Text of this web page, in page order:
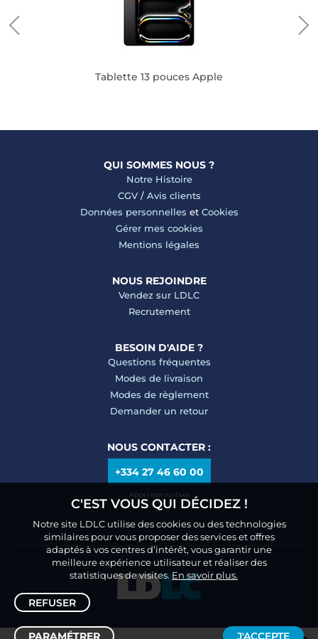
Tablette 13 pouces Apple
QUI SOMMES NOUS ?
Notre Histoire
CGV/ Avis clients
Données personnelles et Cookies
Gérer mes cookies
Mentions légales
NOUS REJOINDRE
Vendez sur LDLC
Recrutement
BESOIN D'AIDE ?
Questions fréquentes
Modes de livraison
Modes de règlement
Demander un retour
NOUS CONTACTER :
+334 27 46 60 00
Appel non surtaxé
C'EST VOUS QUI DÉCIDEZ !
Notre site LDLC utilise des cookies ou des technologies
similaires pour vous proposer des services et offres
adaptés à vos centres d’intérêt, vous garantir une
meilleure expérience utilisateur et réaliser des
statistiques de visites.En savoir plus.
REFUSER
PARAMÉTRER J'ACCEPTE